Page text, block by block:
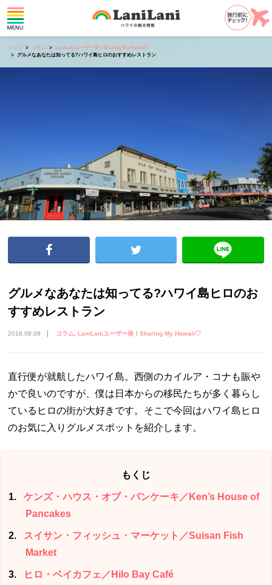
トップ コラム
LaniLaniユーザー発！Sharing My Hawaii♡
グルメなあなたは知ってる?ハワイ島ヒロのおすすめレストラン
グルメなあなたは知ってる?ハワイ島ヒロのお
すすめレストラン
2018.08.08 コラム LaniLaniユーザー発！Sharing My Hawaii♡
直行便が就航したハワイ島。西側のカイルア・コナも賑や
かで良いのですが、僕は日本からの移民たちが多く暮らし
ているヒロの街が大好きです。そこで今回はハワイ島ヒロ
のお気に入りグルメスポットを紹介します。
もくじ
1
ケンズ・ハウス・オブ・パンケーキ／Ken’s House of
Pancakes
2
スイサン・フィッシュ・マーケット／Suisan Fish
Market
3 ヒロ・ベイカフェ／Hilo Bay Café